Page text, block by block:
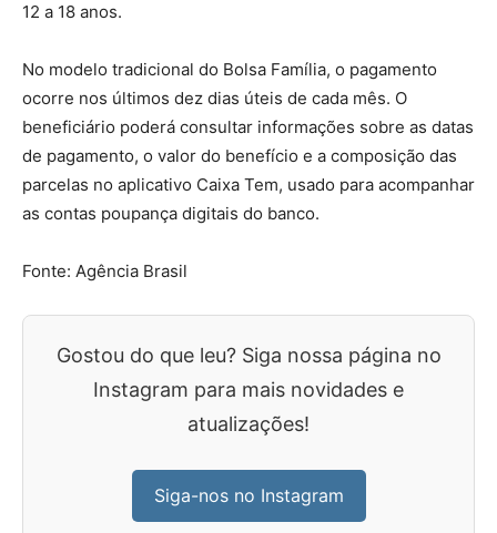
12 a 18 anos.
No modelo tradicional do Bolsa Família, o pagamento
ocorre nos últimos dez dias úteis de cada mês. O
beneficiário poderá consultar informações sobre as datas
de pagamento, o valor do benefício e a composição das
parcelas no aplicativo Caixa Tem, usado para acompanhar
as contas poupança digitais do banco.
Fonte: Agência Brasil
Gostou do que leu? Siga nossa página no
Instagram para mais novidades e
atualizações!
Siga-nos no Instagram